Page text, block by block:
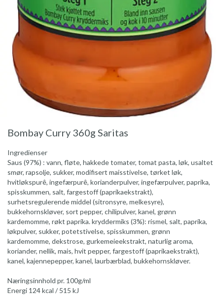
Bombay Curry 360g Saritas
Ingredienser
Saus (97%) : vann, fløte, hakkede tomater, tomat pasta, løk, usaltet
smør, rapsolje, sukker, modifisert maisstivelse, tørket løk,
hvitløkspurê, ingefærpurê, korianderpulver, ingefærpulver, paprika,
spisskummen, salt, fargestoff (paprikaekstrakt),
surhetsregulerende middel (sitronsyre, melkesyre),
bukkehornskløver, sort pepper, chilipulver, kanel, grønn
kardemomme, røkt paprika. kryddermiks (3%): rismel, salt, paprika,
løkpulver, sukker, potetstivelse, spisskummen, grønn
kardemomme, dekstrose, gurkemeieekstrakt, naturlig aroma,
koriander, nellik, mais, hvit pepper, fargestoff (paprikaekstrakt),
kanel, kajennepepper, kanel, laurbærblad, bukkehornskløver.
Næringsinnhold pr. 100g/ml
Energi 124 kcal / 515 kJ